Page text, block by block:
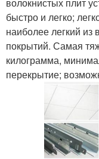
быстро и легко;
наиболее легкий из
покрытий. Самая
килограмма,
перекрытие;